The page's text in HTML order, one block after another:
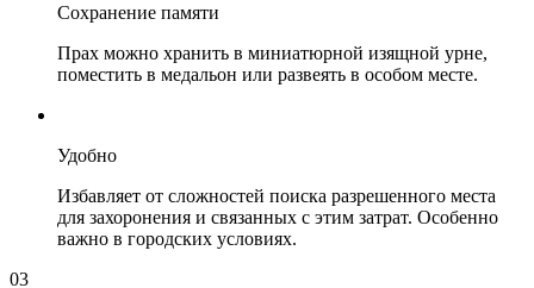
Сохранение памяти
Прах можно хранить в миниатюрной изящной урне,
поместить в медальон или развеять в особом месте.
Удобно
Избавляет от сложностей поиска разрешенного места
для захоронения и связанных с этим затрат. Особенно
важно в городских условиях.
03